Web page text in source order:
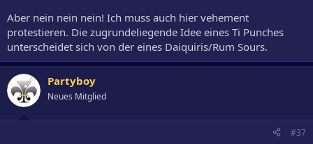
Aber nein nein nein! Ich muss auch hier vehement
protestieren. Die zugrundeliegende Idee eines Ti Punches
unterscheidet sich von der eines Daiquiris/Rum Sours.
Partyboy
Neues Mitglied
#37